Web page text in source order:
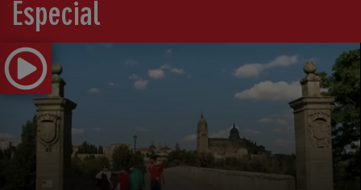
Especial